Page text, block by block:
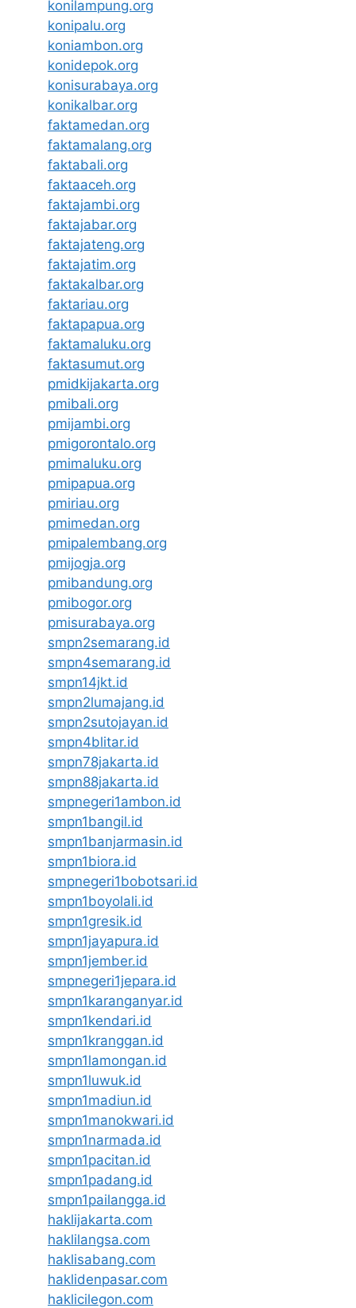
konilampung.org
konipalu.org
koniambon.org
konidepok.org
konisurabaya.org
konikalbar.org
faktamedan.org
faktamalang.org
faktabali.org
faktaaceh.org
faktajambi.org
faktajabar.org
faktajateng.org
faktajatim.org
faktakalbar.org
faktariau.org
faktapapua.org
faktamaluku.org
faktasumut.org
pmidkijakarta.org
pmibali.org
pmijambi.org
pmigorontalo.org
pmimaluku.org
pmipapua.org
pmiriau.org
pmimedan.org
pmipalembang.org
pmijogja.org
pmibandung.org
pmibogor.org
pmisurabaya.org
smpn2semarang.id
smpn4semarang.id
smpn14jkt.id
smpn2lumajang.id
smpn2sutojayan.id
smpn4blitar.id
smpn78jakarta.id
smpn88jakarta.id
smpnegeri1ambon.id
smpn1bangil.id
smpn1banjarmasin.id
smpn1biora.id
smpnegeri1bobotsari.id
smpn1boyolali.id
smpn1gresik.id
smpn1jayapura.id
smpn1jember.id
smpnegeri1jepara.id
smpn1karanganyar.id
smpn1kendari.id
smpn1kranggan.id
smpn1lamongan.id
smpn1luwuk.id
smpn1madiun.id
smpn1manokwari.id
smpn1narmada.id
smpn1pacitan.id
smpn1padang.id
smpn1pailangga.id
haklijakarta.com
haklilangsa.com
haklisabang.com
haklidenpasar.com
haklicilegon.com